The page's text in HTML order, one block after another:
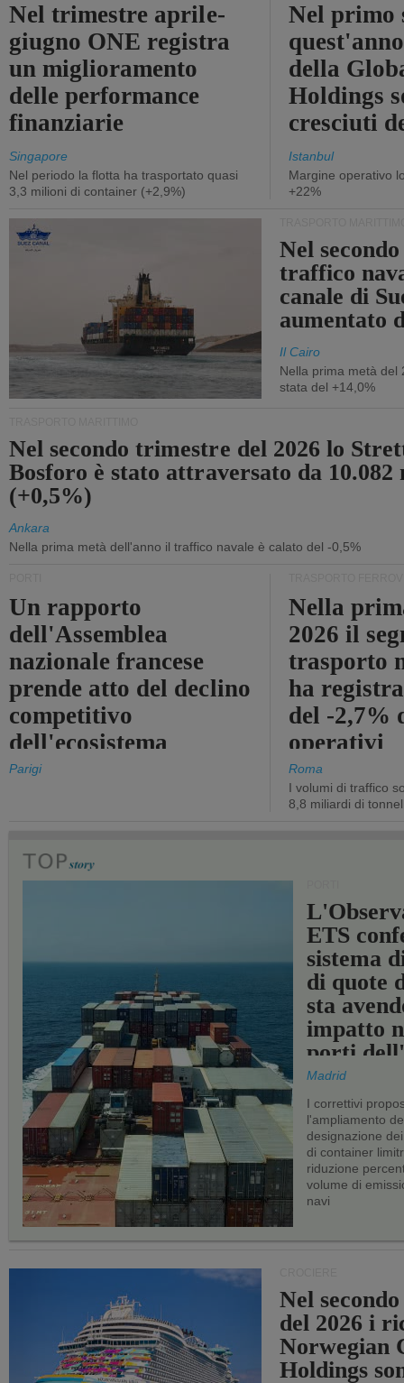
Nel trimestre aprile-
giugno ONE registra
un miglioramento
delle performance
finanziarie
Singapore
Nel periodo la flotta ha trasportato quasi
3,3 milioni di container (+2,9%)
Nel primo
della
Holdings
cresciuti
Istanbul
Margine operativo
+22%
Nel
traffico
canale di
aumentato
Il Cairo
Nella prima metà del
stata del +14,0%
Nel secondo trimestre del 2026 lo
Bosforo è stato attraversato da 10.082
(+0,5%)
Ankara
Nella prima metà dell'anno il traffico navale è calato del -0,5%
Un rapporto
dell'Assemblea
nazionale francese
prende atto del declino
competitivo
dell'ecosistema
portuale statale
Parigi
Nella
2026 il
trasporto
ha
del -2,7%
operativi
Roma
I volumi di traffico
8,8 miliardi di
ETS
sistema
di quote
sta
impatto
porti
Madrid
I correttivi
l'ampliamento
designazione
di container
riduzione
volume di
navi
Nel
del 2026 i
Norwegian
Holdings